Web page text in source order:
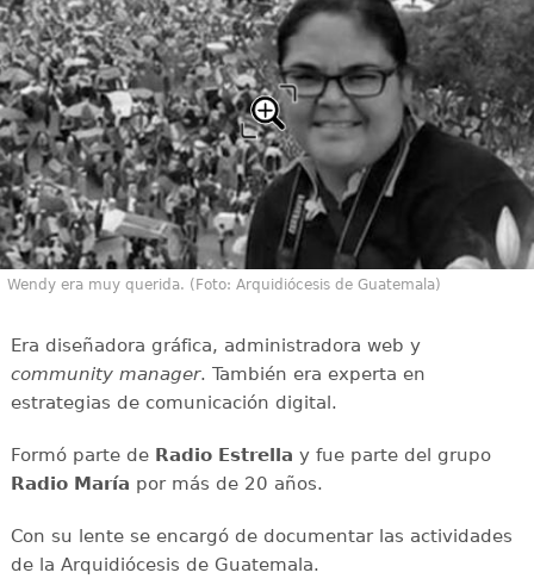
Wendy era muy querida. (Foto: Arquidiócesis de Guatemala)
Era diseñadora gráfica, administradora web y
community manager. También era experta en
estrategias de comunicación digital.
Formó parte de Radio Estrella y fue parte del grupo
Radio María por más de 20 años.
Con su lente se encargó de documentar las actividades
de la Arquidiócesis de Guatemala.